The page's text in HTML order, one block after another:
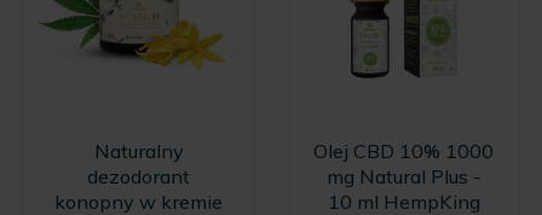
Naturalny
dezodorant
konopny w kremie
Olej CBD 10% 1000
mg Natural Plus -
10 ml HempKing